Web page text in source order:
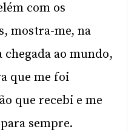
com os
mostra-me, na
ao mundo,
que me foi
que recebi e me
sempre.